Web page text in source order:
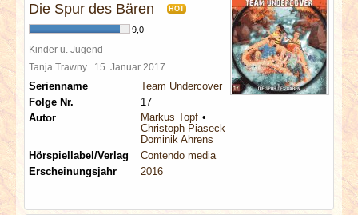
Die Spur des Bären HOT
9,0
Kinder u. Jugend
Tanja Trawny 15. Januar 2017
Serienname
Team Undercover
Folge Nr.
17
Autor
Markus Topf
Christoph Piasecki
Dominik Ahrens
Hörspiellabel/Verlag
Contendo media
Erscheinungsjahr
2016